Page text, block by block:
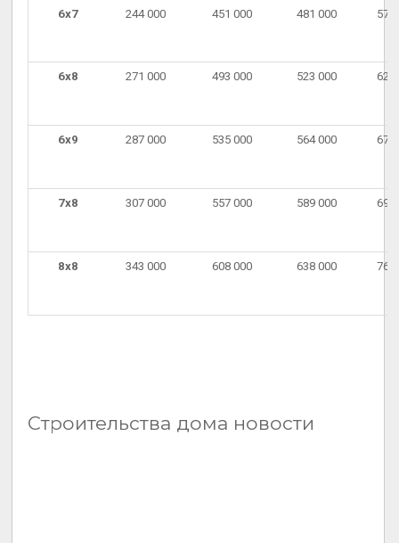
6х7 244 000 451 000 481 000 570
6х8 271 000 493 000 523 000 621
6х9 287 000 535 000 564 000 673
7х8 307 000 557 000 589 000 698
8х8 343 000 608 000 638 000 768
Строительства дома новости